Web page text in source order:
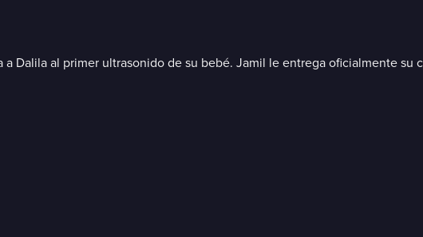
Dalila al primer ultrasonido de su bebé. Jamil le entrega oficialmente